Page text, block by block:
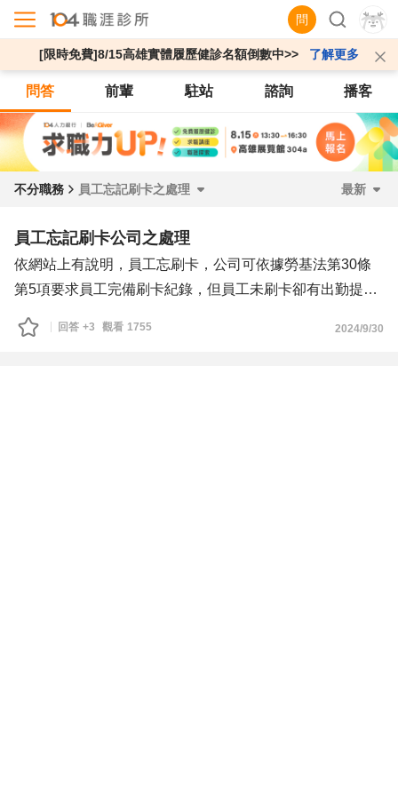
問
[限時免費]8/15高雄實體履歷健診名額倒數中>> 了解更多
問答 前輩 駐站 諮詢 播客
不分職務 員工忘記刷卡之處理 最新
員工忘記刷卡公司之處理
依網站上有說明，員工忘刷卡，公司可依據勞基法第30條
第5項要求員工完備刷卡紀錄，但員工未刷卡卻有出勤提供
勞務的話，公司是不可依此扣薪的！但又提到若忘記刷卡需
於每月月底以前申請忘刷單，逾期將由HR統一以事假處
回答 +3 觀看 1755 2024/9/30